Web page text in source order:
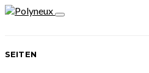
SEITEN